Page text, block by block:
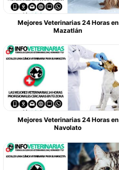
Mejores Veterinarias 24 Horas en
Mazatlán
Mejores Veterinarias 24 Horas en
Navolato